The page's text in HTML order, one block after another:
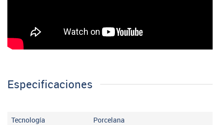
Especificaciones
Tecnología Porcelana